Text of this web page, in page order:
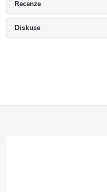
Recenze
Diskuse